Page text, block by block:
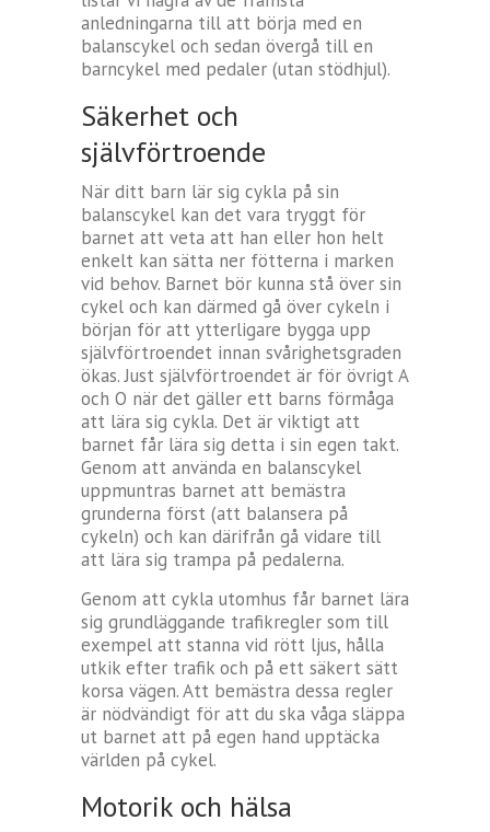
anledningarna till att börja med en
balanscykel och sedan övergå till en
barncykel med pedaler (utan stödhjul).
Säkerhet och
självförtroende
När ditt barn lär sig cykla på sin
balanscykel kan det vara tryggt för
barnet att veta att han eller hon helt
enkelt kan sätta ner fötterna i marken
vid behov. Barnet bör kunna stå över sin
cykel och kan därmed gå över cykeln i
början för att ytterligare bygga upp
självförtroendet innan svårighetsgraden
ökas. Just självförtroendet är för övrigt A
och O när det gäller ett barns förmåga
att lära sig cykla. Det är viktigt att
barnet får lära sig detta i sin egen takt.
Genom att använda en balanscykel
uppmuntras barnet att bemästra
grunderna först (att balansera på
cykeln) och kan därifrån gå vidare till
att lära sig trampa på pedalerna.
Genom att cykla utomhus får barnet lära
sig grundläggande trafikregler som till
exempel att stanna vid rött ljus, hålla
utkik efter trafik och på ett säkert sätt
korsa vägen. Att bemästra dessa regler
är nödvändigt för att du ska våga släppa
ut barnet att på egen hand upptäcka
världen på cykel.
Motorik och hälsa